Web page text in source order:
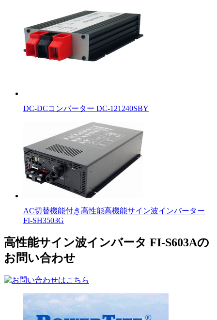
DC-DCコンバーター DC-121240SBY
AC切替機能付き高性能高機能サイン波インバーター
FI-SH3503G
高性能サイン波インバータ FI-S603Aの
お問い合わせ